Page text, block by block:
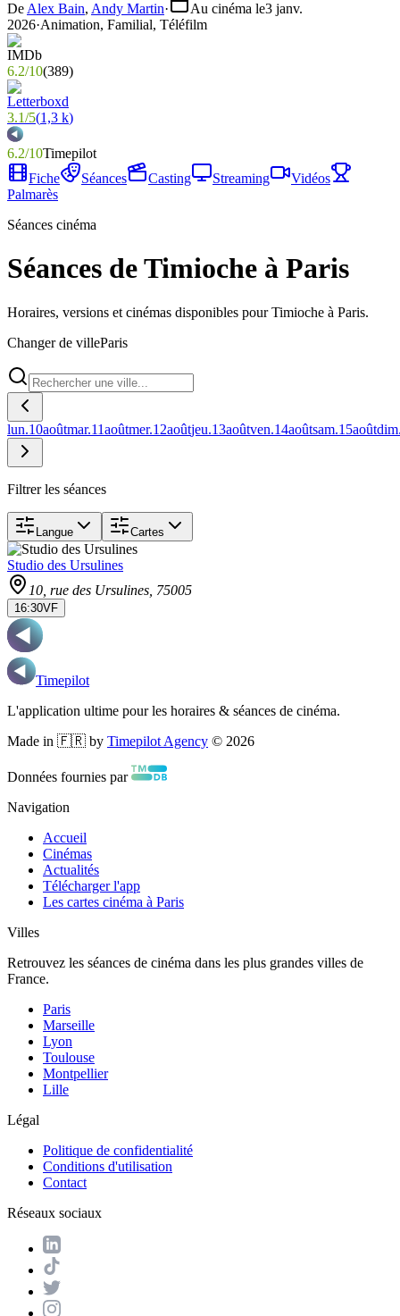
De Alex Bain, Andy Martin· Au cinéma le3 janv.
2026·Animation, Familial, Téléfilm
6.2/10(389)
3.1/5(1,3 k)
6.2/10Timepilot
Fiche
Séances Casting Streaming
Vidéos
Palmarès
Séances cinéma
Séances de Timioche à Paris
Horaires, versions et cinémas disponibles pour Timioche à Paris.
Changer de villeParis
lun.10aoûtmar.11aoûtmer.12aoûtjeu.13aoûtven.14aoûtsam.15août
Filtrer les séances
Langue Cartes
Studio des Ursulines
10, rue des Ursulines , 75005
16:30VF
Timepilot
L'application ultime pour les horaires & séances de cinéma.
Made in 🇫🇷 by Timepilot Agency © 2026
Données fournies par
Navigation
Accueil
Cinémas
Actualités
Télécharger l'app
Les cartes cinéma à Paris
Villes
Retrouvez les séances de cinéma dans les plus grandes villes de
France.
Paris
Marseille
Lyon
Toulouse
Montpellier
Lille
Légal
Politique de confidentialité
Conditions d'utilisation
Contact
Réseaux sociaux